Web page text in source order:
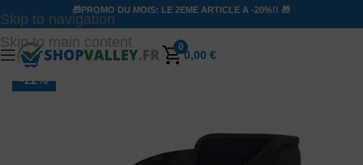
Skip to navigation
Skip to main content
🎁PROMO DU MOIS: LE 2EME ARTICLE A -20%!! 🎁
0
0,00 €
-22%